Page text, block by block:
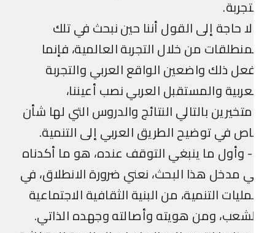
حاجة إلى القول أننا حين نبحث في تلك
من خلال التجربة العالمية، فإنما
ذلك واضعين الواقع العربي والتجربة
والمستقبل العربي نصب أعيننا،
بالتالي النتائج والدروس التي لها شأن
في توضيح الطريق العربي إلى التنمية.
1- وأول ما ينبغي التوقف عنده، هو ما أكدناه
مدخل هذا البحث، نعني ضرورة الانطلاق، في
التنمية، من البنية الثقافية الاجتماعية
ومن هويته وأصالته وجهده الذاتي.